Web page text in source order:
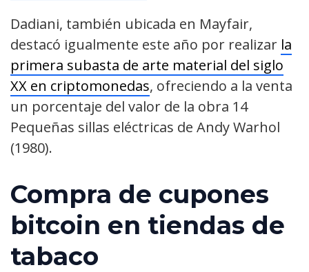
Dadiani, también ubicada en Mayfair,
destacó igualmente este año por realizar la
primera subasta de arte material del siglo
XX en criptomonedas, ofreciendo a la venta
un porcentaje del valor de la obra 14
Pequeñas sillas eléctricas de Andy Warhol
(1980).
Compra de cupones
bitcoin en tiendas de
tabaco